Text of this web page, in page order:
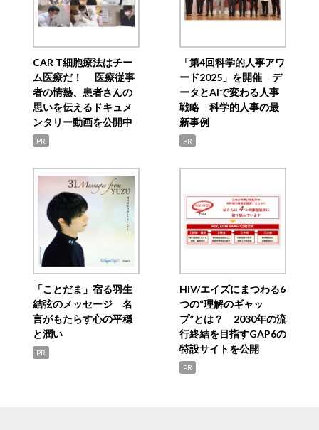
CAR T細胞療法はチー
ム医療だ！ 医療従事
者の情熱、患者さんの
思いを伝えるドキュメ
ンタリー動画を公開中
PR
「第4回科学的人事アワ
ード2025」を開催 デ
ータとAIで変わる人事
戦略 科学的人事の最
新事例
PR
「ことだま」宿る羽生
結弦のメッセージ 名
言がもたらす心の平穏
と潤い
PR
HIV/エイズにまつわる6
つの“理解のギャッ
プ”とは？ 2030年の流
行終結を目指すGAP6の
特設サイトを公開
PR